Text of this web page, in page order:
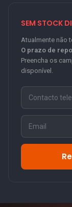
SEM STOCK
Atualmente não
O prazo de
Preencha os
disponível.